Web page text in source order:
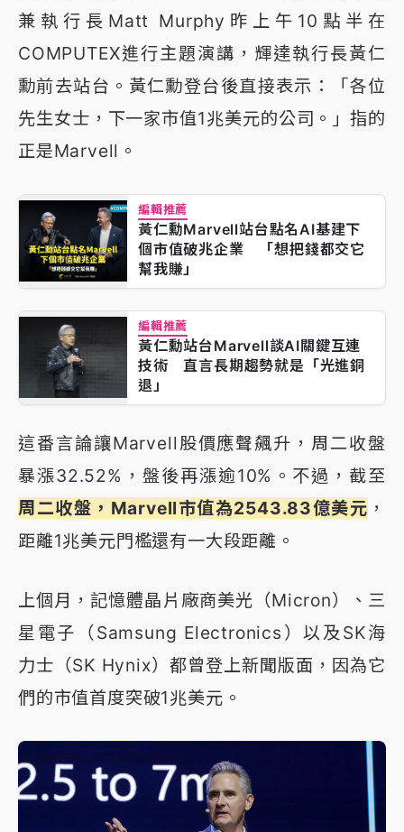
兼執行長Matt Murphy昨上午10點半在
COMPUTEX進行主題演講，輝達執行長黃仁
勳前去站台。黃仁勳登台後直接表示：「各位
先生女士，下一家市值1兆美元的公司。」指的
正是Marvell。
編輯推薦
黃仁勳Marvell站台點名AI基建下
個市值破兆企業 「想把錢都交它
幫我賺」
編輯推薦
黃仁勳站台Marvell談AI關鍵互連
技術 直言長期趨勢就是「光進銅
退」
這番言論讓Marvell股價應聲飆升，周二收盤
暴漲32.52%，盤後再漲逾10%。不過，截至
周二收盤，Marvell市值為2543.83億美元 ，
距離1兆美元門檻還有一大段距離。
上個月，記憶體晶片廠商美光（Micron）、三
星電子（Samsung Electronics）以及SK海
力士（SK Hynix）都曾登上新聞版面，因為它
們的市值首度突破1兆美元。